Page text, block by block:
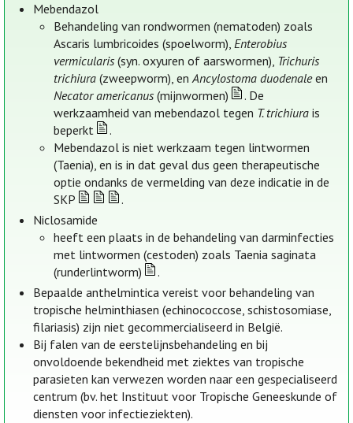
Mebendazol
Behandeling van rondwormen (nematoden) zoals
Ascaris lumbricoides (spoelworm),Enterobius
vermicularis (syn. oxyuren of aarswormen), Trichuris
trichiura (zweepworm), enAncylostoma duodenaleen
Necator americanus (mijnwormen)
. De
werkzaamheid van mebendazol tegen T. trichiura is
beperkt
.
Mebendazol is niet werkzaam tegen lintwormen
(Taenia), en is in dat geval dus geen therapeutische
optie ondanks de vermelding van deze indicatie in de
SKP
.
Niclosamide
heeft een plaats in de behandeling van darminfecties
met lintwormen (cestoden) zoals Taenia saginata
(runderlintworm)
.
Bepaalde anthelmintica vereist voor behandeling van
tropische helminthiasen (echinococcose, schistosomiase,
filariasis) zijn niet gecommercialiseerd in België.
Bij falen van de eerstelijnsbehandeling en bij
onvoldoende bekendheid met ziektes van tropische
parasieten kan verwezen worden naar een gespecialiseerd
centrum (bv. het Instituut voor Tropische Geneeskunde of
diensten voor infectieziekten).